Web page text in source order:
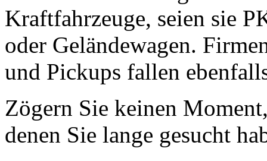
Kraftfahrzeuge, seien sie
oder Geländewagen.
und Pickups fallen
Zögern Sie keinen
denen Sie lange gesucht